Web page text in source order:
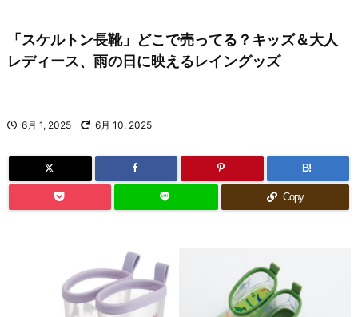
「スケルトン長靴」どこで売ってる？キッズ＆大人
レディース、雨の日に映えるレイングッズ
6月 1, 2025 6月 10, 2025
B!
Copy